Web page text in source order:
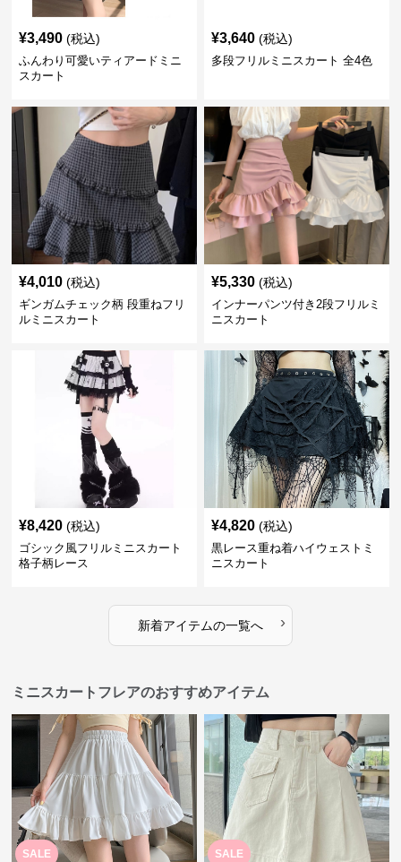
¥3,490 (税込)
ふんわり可愛いティアードミニ
スカート
¥3,640 (税込)
多段フリルミニスカート 全4色
¥4,010 (税込)
ギンガムチェック柄 段重ねフリ
ルミニスカート
¥5,330 (税込)
インナーパンツ付き2段フリルミ
ニスカート
¥8,420 (税込)
ゴシック風フリルミニスカート
格子柄レース
¥4,820 (税込)
黒レース重ね着ハイウェストミ
ニスカート
新着アイテムの一覧へ ›
ミニスカートフレアのおすすめアイテム
SALE SALE